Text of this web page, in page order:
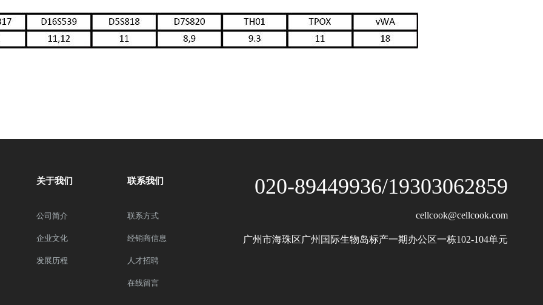
关于我们
公司简介
企业文化
发展历程
联系我们
联系方式
经销商信息
人才招聘
在线留言
020-89449936/19303062859
cellcook@cellcook.com
广州市海珠区广州国际生物岛标产一期办公区一栋102-104单元